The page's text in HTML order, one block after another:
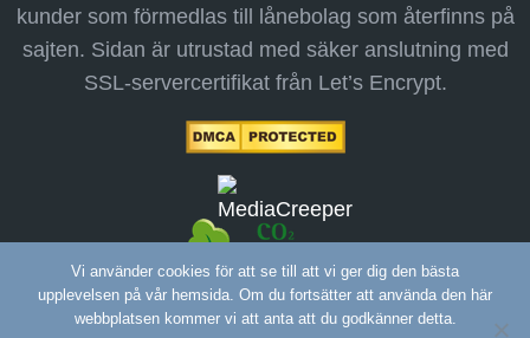
kunder som förmedlas till lånebolag som återfinns på
sajten. Sidan är utrustad med säker anslutning med
SSL-servercertifikat från Let’s Encrypt.
Vi använder cookies för att se till att vi ger dig den bästa
upplevelsen på vår hemsida. Om du fortsätter att använda den här
webbplatsen kommer vi att anta att du godkänner detta.